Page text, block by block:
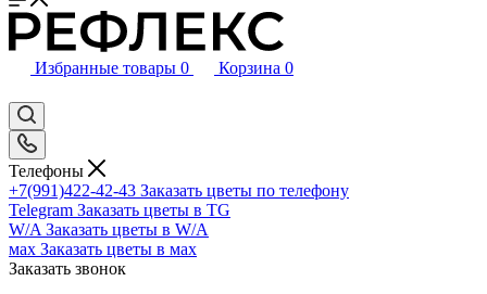
Избранные товары 0 Корзина 0
Телефоны
+7(991)422-42-43 Заказать цветы по телефону
Telegram Заказать цветы в TG
W/A Заказать цветы в W/A
мах Заказать цветы в мах
Заказать звонок